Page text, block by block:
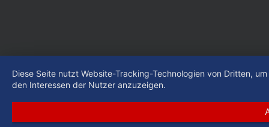
Diese Seite nutzt Website-Tracking-Technologien von Dritten,
den Interessen der Nutzer anzuzeigen.